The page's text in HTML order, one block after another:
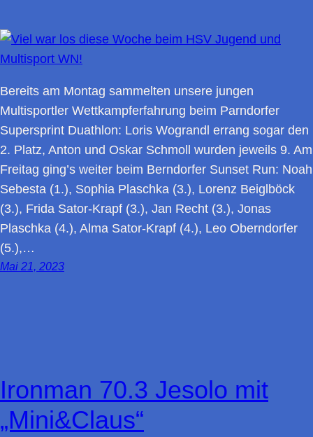
Bereits am Montag sammelten unsere jungen
Multisportler Wettkampferfahrung beim Parndorfer
Supersprint Duathlon: Loris Wograndl errang sogar den
2. Platz, Anton und Oskar Schmoll wurden jeweils 9. Am
Freitag ging’s weiter beim Berndorfer Sunset Run: Noah
Sebesta (1.), Sophia Plaschka (3.), Lorenz Beiglböck
(3.), Frida Sator-Krapf (3.), Jan Recht (3.), Jonas
Plaschka (4.), Alma Sator-Krapf (4.), Leo Oberndorfer
(5.),…
Mai 21, 2023
Ironman 70.3 Jesolo mit
„Mini&Claus“